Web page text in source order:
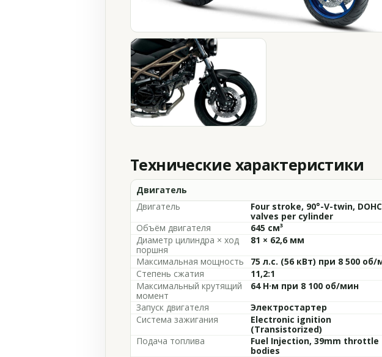
Технические характеристики
Двигатель
Двигатель
Four stroke, 90°-V-twin,
valves per cylinder
Объём двигателя
645 см³
Диаметр цилиндра × ход
поршня
81 × 62,6 мм
Максимальная мощность
75 л.с. (56 кВт) при 8 500 об/
Степень сжатия
11,2:1
Максимальный крутящий
момент
64 Н·м при 8 100 об/мин
Запуск двигателя
Электростартер
Система зажигания
Electronic ignition
(Transistorized)
Подача топлива
Fuel Injection, 39mm throttle
bodies